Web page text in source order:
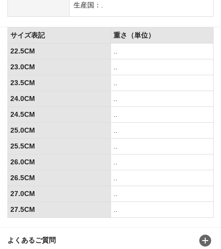
生産国：.
よくあるご質問
サイズ表記
重さ（単位）
22.5CM
23.0CM
23.5CM
24.0CM
24.5CM
25.0CM
25.5CM
26.0CM
26.5CM
27.0CM
27.5CM